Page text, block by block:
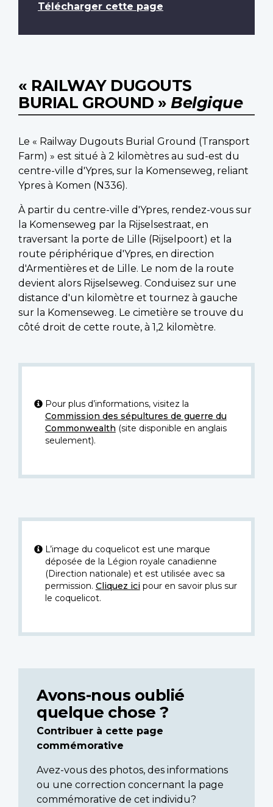
Télécharger cette page
« RAILWAY DUGOUTS
BURIAL GROUND » Belgique
Le « Railway Dugouts Burial Ground (Transport
Farm) » est situé à 2 kilomètres au sud-est du
centre-ville d'Ypres, sur la Komenseweg, reliant
Ypres à Komen (N336).
À partir du centre-ville d'Ypres, rendez-vous sur
la Komenseweg par la Rijselsestraat, en
traversant la porte de Lille (Rijselpoort) et la
route périphérique d'Ypres, en direction
d'Armentières et de Lille. Le nom de la route
devient alors Rijselseweg. Conduisez sur une
distance d'un kilomètre et tournez à gauche
sur la Komenseweg. Le cimetière se trouve du
côté droit de cette route, à 1,2 kilomètre.
Pour plus d’informations, visitez la
Commission des sépultures de guerre du
Commonwealth (site disponible en anglais
seulement).
L’image du coquelicot est une marque
déposée de la Légion royale canadienne
(Direction nationale) et est utilisée avec sa
permission. Cliquez icipour en savoir plus sur
le coquelicot.
Avons-nous oublié
quelque chose ?
Contribuer à cette page
commémorative
Avez-vous des photos, des informations
ou une correction concernant la page
commémorative de cet individu?